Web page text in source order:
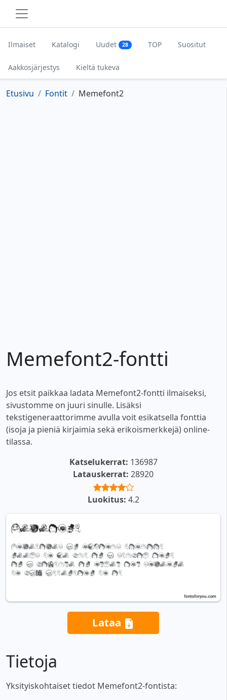
Ilmaiset Katalogi Uudet 28 TOP Suositut
Aakkosjärjestys Kieltä tukeva
Etusivu Fontit Memefont2
Memefont2-fontti
Jos etsit paikkaa ladata Memefont2-fontti ilmaiseksi,
sivustomme on juuri sinulle. Lisäksi
tekstigeneraattorimme avulla voit esikatsella fonttia
(isoja ja pieniä kirjaimia sekä erikoismerkkejä) online-
tilassa.
Katselukerrat: 136987
Latauskerrat: 28920
Luokitus: 4.2
Lataa
Tietoja
Yksityiskohtaiset tiedot Memefont2-fontista: